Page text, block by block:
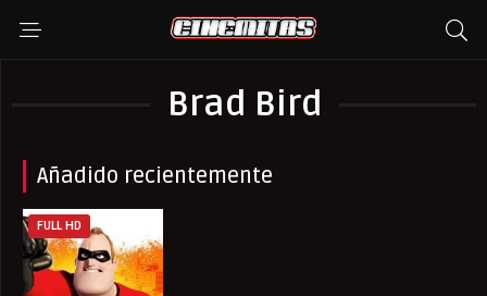
Brad Bird
Añadido recientemente
FULL HD